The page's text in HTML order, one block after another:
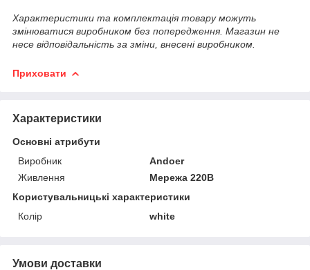
Характеристики та комплектація товару можуть
змінюватися виробником без попередження. Магазин не
несе відповідальність за зміни, внесені виробником.
Приховати
Характеристики
Основні атрибути
Виробник
Andoer
Живлення
Мережа 220В
Користувальницькі характеристики
Колір
white
Умови доставки